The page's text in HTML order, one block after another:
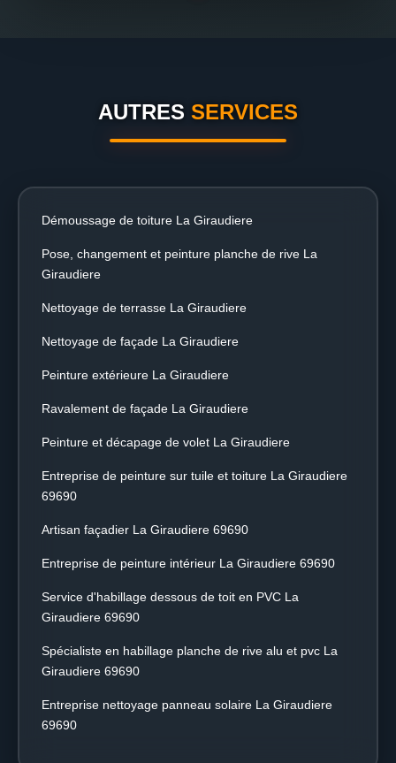
AUTRES SERVICES
Démoussage de toiture La Giraudiere
Pose, changement et peinture planche de rive La
Giraudiere
Nettoyage de terrasse La Giraudiere
Nettoyage de façade La Giraudiere
Peinture extérieure La Giraudiere
Ravalement de façade La Giraudiere
Peinture et décapage de volet La Giraudiere
Entreprise de peinture sur tuile et toiture La Giraudiere
69690
Artisan façadier La Giraudiere 69690
Entreprise de peinture intérieur La Giraudiere 69690
Service d'habillage dessous de toit en PVC La
Giraudiere 69690
Spécialiste en habillage planche de rive alu et pvc La
Giraudiere 69690
Entreprise nettoyage panneau solaire La Giraudiere
69690